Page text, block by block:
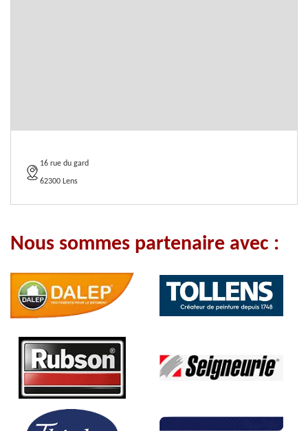
16 rue du gard
62300 Lens
Nous sommes partenaire avec :